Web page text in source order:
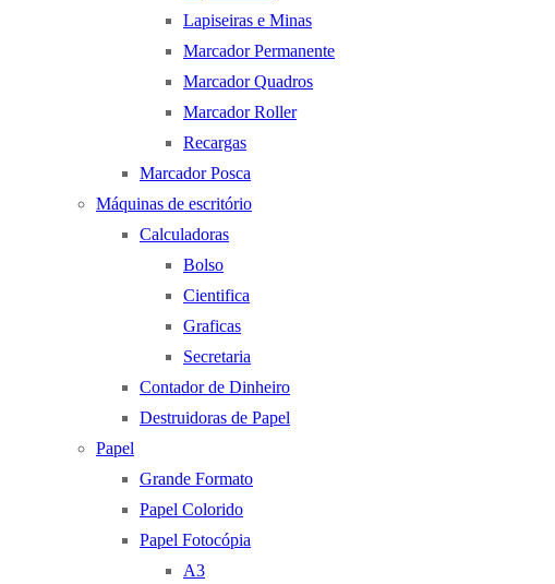
Lapiseiras e Minas
Marcador Permanente
Marcador Quadros
Marcador Roller
Recargas
Marcador Posca
Máquinas de escritório
Calculadoras
Bolso
Cientifica
Graficas
Secretaria
Contador de Dinheiro
Destruidoras de Papel
Papel
Grande Formato
Papel Colorido
Papel Fotocópia
A3